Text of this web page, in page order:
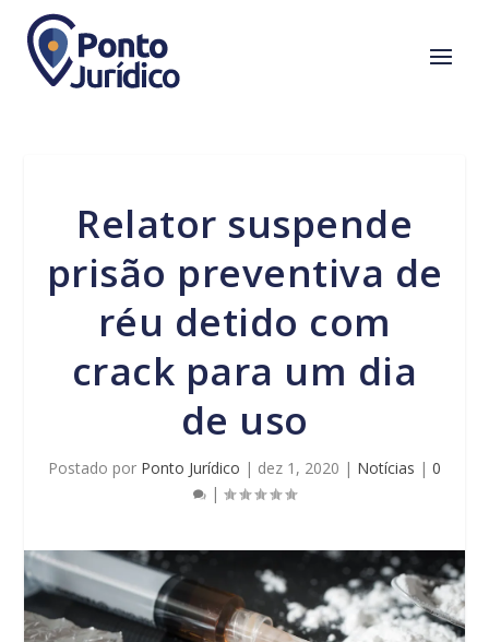
Relator suspende
prisão preventiva de
réu detido com
crack para um dia
de uso
Postado por Ponto Jurídico | dez 1, 2020 | Notícias | 0
|